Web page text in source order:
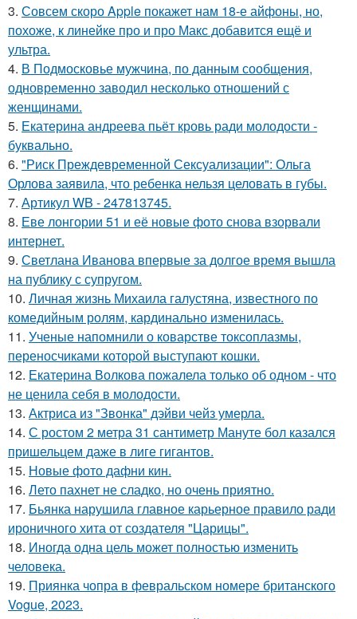
3. Совсем скоро Apple покажет нам 18-е айфоны, но,
похоже, к линейке про и про Макс добавится ещё и
ультра.
4. В Подмосковье мужчина, по данным сообщения,
одновременно заводил несколько отношений с
женщинами.
5. Екатерина андреева пьёт кровь ради молодости -
буквально.
6. "Риск Преждевременной Сексуализации": Ольга
Орлова заявила, что ребенка нельзя целовать в губы.
7. Артикул WB - 247813745.
8. Еве лонгории 51 и её новые фото снова взорвали
интернет.
9. Светлана Иванова впервые за долгое время вышла
на публику с супругом.
10. Личная жизнь Михаила галустяна, известного по
комедийным ролям, кардинально изменилась.
11. Ученые напомнили о коварстве токсоплазмы,
переносчиками которой выступают кошки.
12. Екатерина Волкова пожалела только об одном - что
не ценила себя в молодости.
13. Актриса из "Звонка" дэйви чейз умерла.
14. С ростом 2 метра 31 сантиметр Мануте бол казался
пришельцем даже в лиге гигантов.
15. Новые фото дафни кин.
16. Лето пахнет не сладко, но очень приятно.
17. Бьянка нарушила главное карьерное правило ради
ироничного хита от создателя "Царицы".
18. Иногда одна цель может полностью изменить
человека.
19. Приянка чопра в февральском номере британского
Vogue, 2023.